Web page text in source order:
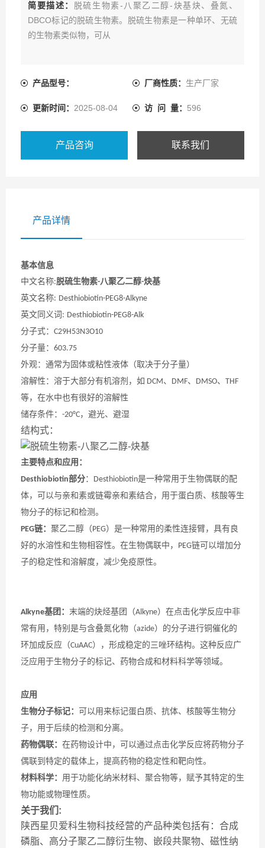
简要描述： 脱硫生物素-八聚乙二醇-炔基炔、叠氮、
DBCO标记的脱硫生物素。脱硫生物素是一种单环、无硫
的生物素类似物，可从
产品型号： 厂商性质： 生产厂家
更新时间： 2025-08-04 访 问 量： 596
产品咨询 联系我们
产品详情
基本信息
中文名称:脱硫生物素-八聚乙二醇-炔基
英文名称: Desthiobiotin-PEG8-Alkyne
英文同义词 : Desthiobiotin-PEG8-Alk
分子式： C29H53N3O10
分子量： 603.75
外观：通常为固体或粘性液体（取决于分子量）
溶解性：溶于大部分有机溶剂，如 DCM、 DMF、 DMSO、 THF
等，在水中也有很好的溶解性
储存条件： -20°C，避光、避湿
结构式：
主要特点和应用：
Desthiobiotin部分： Desthiobiotin是一种常用于生物偶联的配
体，可以与亲和素或链霉亲和素结合，用于蛋白质、核酸等生
物分子的标记和检测。
PEG链： 聚乙二醇（PEG）是一种常用的柔性连接臂，具有良
好的水溶性和生物相容性。在生物偶联中， PEG链可以增加分
子的稳定性和溶解度，减少免疫原性。
Alkyne基团： 末端的炔烃基团（Alkyne）在点击化学反应中非
常有用，特别是与含叠氮化物（azide）的分子进行铜催化的
环加成反应（CuAAC），形成稳定的三唑环结构。这种反应广
泛应用于生物分子的标记、药物合成和材料科学等领域。
应用
生物分子标记：
可以用来标记蛋白质、抗体、核酸等生物分
子，用于后续的检测和分离。
药物偶联： 在药物设计中，可以通过点击化学反应将药物分子
偶联到特定的载体上，提高药物的稳定性和靶向性。
材料科学： 用于功能化纳米材料、聚合物等，赋予其特定的生
物功能或物理性质。
关于我们:
陕西星贝爱科生物科技经营的产品种类包括有：合成
磷脂、高分子聚乙二醇衍生物、嵌段共聚物、磁性纳